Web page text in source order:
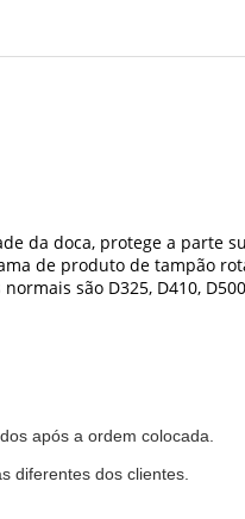
da doca, protege a parte
de produto de tampão
são D325, D410,
após a ordem colocada.
diferentes dos clientes.